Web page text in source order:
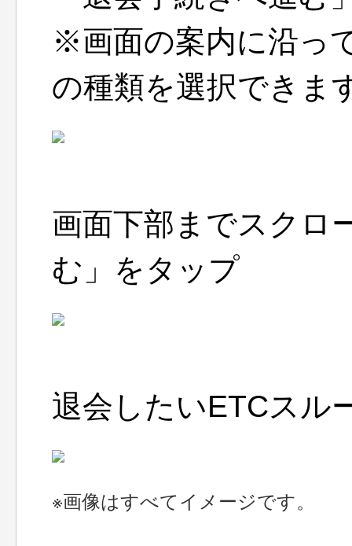
※画面の案内に沿っ
の種類を選択できま
画面下部までスクロ
む」をタップ
退会したいETCスル
※画像はすべてイメージです。